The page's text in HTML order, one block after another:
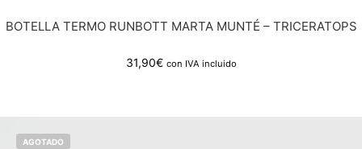
BOTELLA TERMO RUNBOTT MARTA MUNTÉ – TRICERATOPS
31,90€ con IVA incluido
AGOTADO